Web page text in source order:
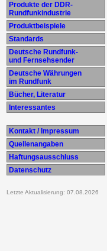
Produkte der DDR-
Rundfunkindustrie
Produktbeispiele
Standards
Deutsche Rundfunk-
und Fernsehsender
Deutsche Währungen
im Rundfunk
Bücher, Literatur
Interessantes
Kontakt / Impressum
Quellenangaben
Haftungsausschluss
Datenschutz
Letzte Aktualisierung: 07.08.2026